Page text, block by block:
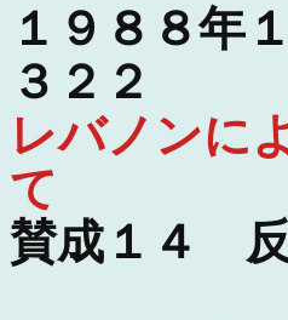
１９８８年
３２２
レバノンに
て
賛成１４